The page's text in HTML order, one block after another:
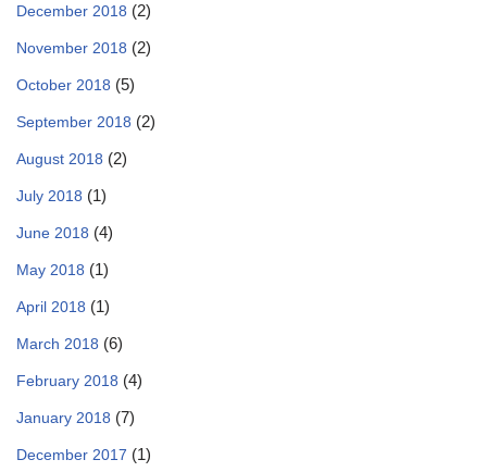
December 2018 (2)
November 2018 (2)
October 2018 (5)
September 2018 (2)
August 2018 (2)
July 2018 (1)
June 2018 (4)
May 2018 (1)
April 2018 (1)
March 2018 (6)
February 2018 (4)
January 2018 (7)
December 2017 (1)